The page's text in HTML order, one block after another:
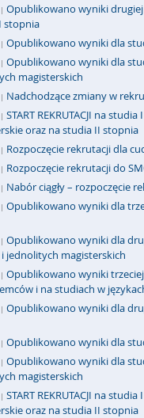
Opublikowano wyniki
stopnia
Opublikowano wyniki dla
Opublikowano wyniki dla
magisterskich
Nadchodzące zmiany w
START REKRUTACJI na
oraz na studia II stopnia
Rozpoczęcie rekrutacji dla
Rozpoczęcie rekrutacji do
Nabór ciągły – rozpoczęcie
Opublikowano wyniki dla
Opublikowano wyniki dla
jednolitych magisterskich
Opublikowano wyniki
i na studiach w
Opublikowano wyniki dla
Opublikowano wyniki dla
Opublikowano wyniki dla
magisterskich
START REKRUTACJI na
oraz na studia II stopnia